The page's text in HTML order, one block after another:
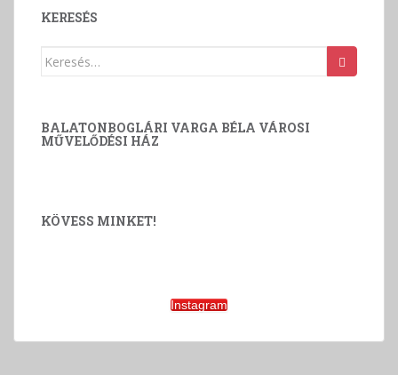
KERESÉS
Keresés:
BALATONBOGLÁRI VARGA BÉLA VÁROSI
MŰVELŐDÉSI HÁZ
KÖVESS MINKET!
Instagram